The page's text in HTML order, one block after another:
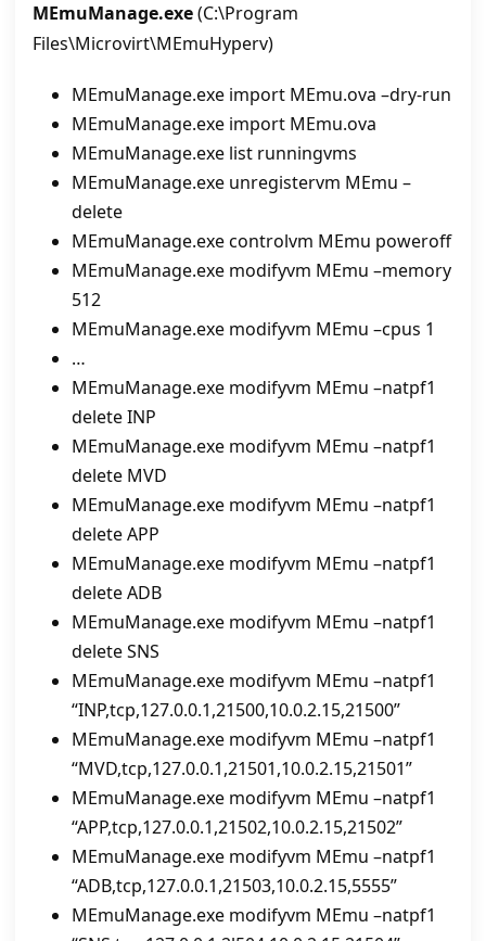
MEmuManage.exe(C:\Program
Files\Microvirt\MEmuHyperv)
MEmuManage.exe import MEmu.ova –dry-run
MEmuManage.exe import MEmu.ova
MEmuManage.exe list runningvms
MEmuManage.exe unregistervm MEmu –
delete
MEmuManage.exe controlvm MEmu poweroff
MEmuManage.exe modifyvm MEmu –memory
512
MEmuManage.exe modifyvm MEmu –cpus 1
…
MEmuManage.exe modifyvm MEmu –natpf1
delete INP
MEmuManage.exe modifyvm MEmu –natpf1
delete MVD
MEmuManage.exe modifyvm MEmu –natpf1
delete APP
MEmuManage.exe modifyvm MEmu –natpf1
delete ADB
MEmuManage.exe modifyvm MEmu –natpf1
delete SNS
MEmuManage.exe modifyvm MEmu –natpf1
“INP,tcp,127.0.0.1,21500,10.0.2.15,21500”
MEmuManage.exe modifyvm MEmu –natpf1
“MVD,tcp,127.0.0.1,21501,10.0.2.15,21501”
MEmuManage.exe modifyvm MEmu –natpf1
“APP,tcp,127.0.0.1,21502,10.0.2.15,21502”
MEmuManage.exe modifyvm MEmu –natpf1
“ADB,tcp,127.0.0.1,21503,10.0.2.15,5555”
MEmuManage.exe modifyvm MEmu –natpf1